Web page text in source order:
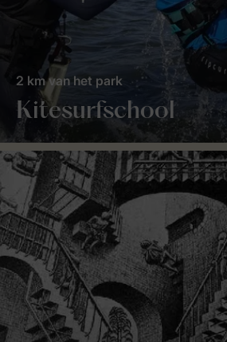
Kitesurfschool
2 km van het park